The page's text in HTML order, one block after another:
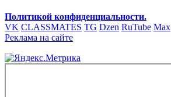
Политикой конфиденциальности.
VK CLASSMATES TG Dzen RuTube Max
Реклама на сайте